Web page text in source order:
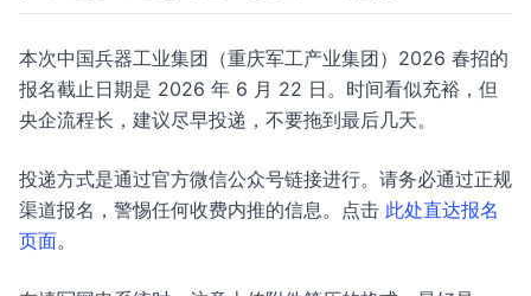
本次中国兵器工业集团（重庆军工产业集团）2026 春招的
报名截止日期是 2026 年 6 月 22 日。时间看似充裕，但
央企流程长，建议尽早投递，不要拖到最后几天。
投递方式是通过官方微信公众号链接进行。请务必通过正规
渠道报名，警惕任何收费内推的信息。点击 此处直达报名
页面。